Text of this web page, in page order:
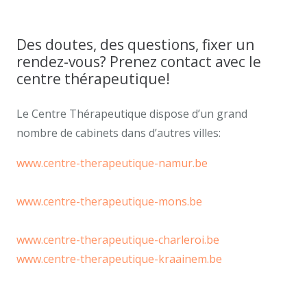
Des doutes, des questions, fixer un
rendez-vous? Prenez contact avec le
centre thérapeutique!
Le Centre Thérapeutique dispose d’un grand
nombre de cabinets dans d’autres villes:
www.centre-therapeutique-namur.be
www.centre-therapeutique-mons.be
www.centre-therapeutique-charleroi.be
www.centre-therapeutique-kraainem.be